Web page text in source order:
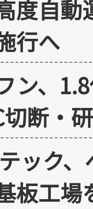
度自
行へ
ン、
切断・
ック
板工場